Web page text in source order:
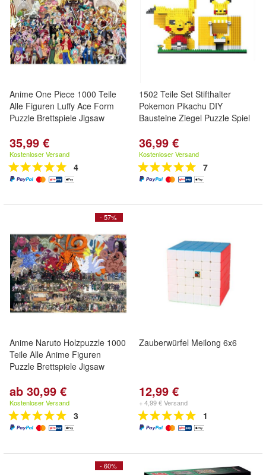
Anime One Piece 1000 Teile
Alle Figuren Luffy Ace Form
Puzzle Brettspiele Jigsaw
35,99 €
Kostenloser Versand
4
1502 Teile Set Stifthalter
Pokemon Pikachu DIY
Bausteine Ziegel Puzzle Spiel
36,99 €
Kostenloser Versand
7
- 57%
Anime Naruto Holzpuzzle 1000
Teile Alle Anime Figuren
Puzzle Brettspiele Jigsaw
ab 30,99 €
Kostenloser Versand
3
Zauberwürfel Meilong 6x6
12,99 €
+ 4,99 € Versand
1
- 60%